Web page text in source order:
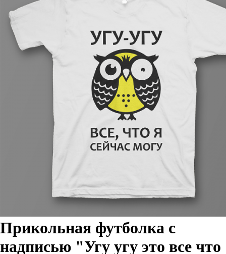
Прикольная футболка с
надписью "Угу угу это все что